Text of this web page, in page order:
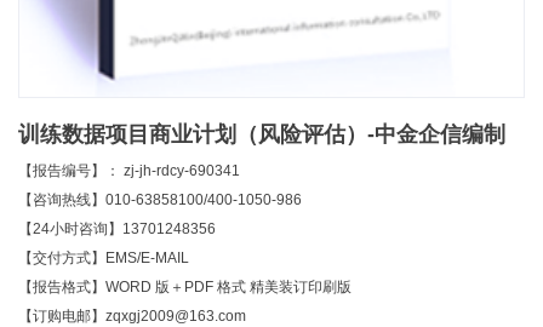
训练数据项目商业计划（风险评估）-中金企信编制
【报告编号】： zj-jh-rdcy-690341
【咨询热线】010-63858100/400-1050-986
【24小时咨询】13701248356
【交付方式】EMS/E-MAIL
【报告格式】WORD 版＋PDF 格式 精美装订印刷版
【订购电邮】zqxgj2009@163.com